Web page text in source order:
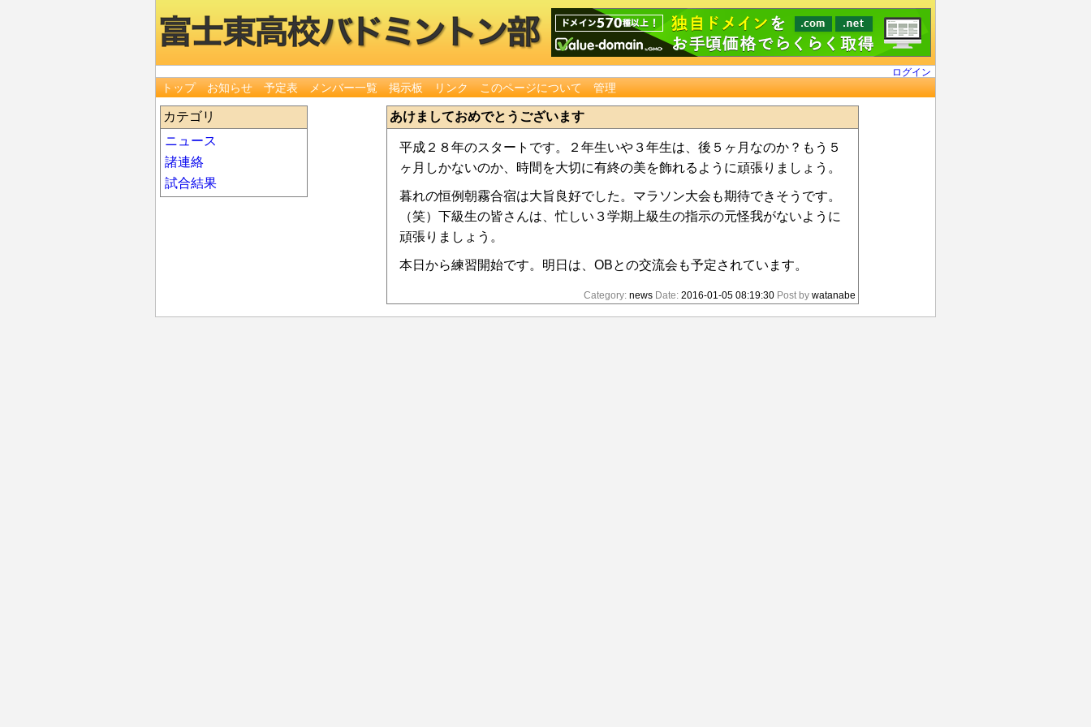
ログイン
トップ お知らせ 予定表 メンバー一覧 掲示板 リンク このページについて 管理
カテゴリ
ニュース
諸連絡
試合結果
あけましておめでとうございます
平成２８年のスタートです。２年生いや３年生は、後５ヶ月なのか？もう５
ヶ月しかないのか、時間を大切に有終の美を飾れるように頑張りましょう。
暮れの恒例朝霧合宿は大旨良好でした。マラソン大会も期待できそうです。
（笑）下級生の皆さんは、忙しい３学期上級生の指示の元怪我がないように
頑張りましょう。
本日から練習開始です。明日は、OBとの交流会も予定されています。
Category: news Date: 2016-01-05 08:19:30 Post by watanabe